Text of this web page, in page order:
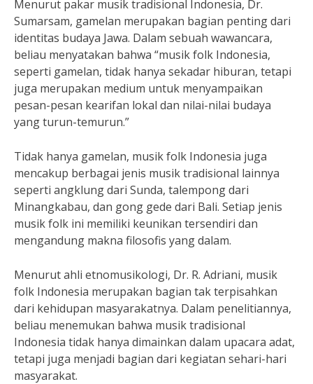
Menurut pakar musik tradisional Indonesia, Dr.
Sumarsam, gamelan merupakan bagian penting dari
identitas budaya Jawa. Dalam sebuah wawancara,
beliau menyatakan bahwa “musik folk Indonesia,
seperti gamelan, tidak hanya sekadar hiburan, tetapi
juga merupakan medium untuk menyampaikan
pesan-pesan kearifan lokal dan nilai-nilai budaya
yang turun-temurun.”
Tidak hanya gamelan, musik folk Indonesia juga
mencakup berbagai jenis musik tradisional lainnya
seperti angklung dari Sunda, talempong dari
Minangkabau, dan gong gede dari Bali. Setiap jenis
musik folk ini memiliki keunikan tersendiri dan
mengandung makna filosofis yang dalam.
Menurut ahli etnomusikologi, Dr. R. Adriani, musik
folk Indonesia merupakan bagian tak terpisahkan
dari kehidupan masyarakatnya. Dalam penelitiannya,
beliau menemukan bahwa musik tradisional
Indonesia tidak hanya dimainkan dalam upacara adat,
tetapi juga menjadi bagian dari kegiatan sehari-hari
masyarakat.